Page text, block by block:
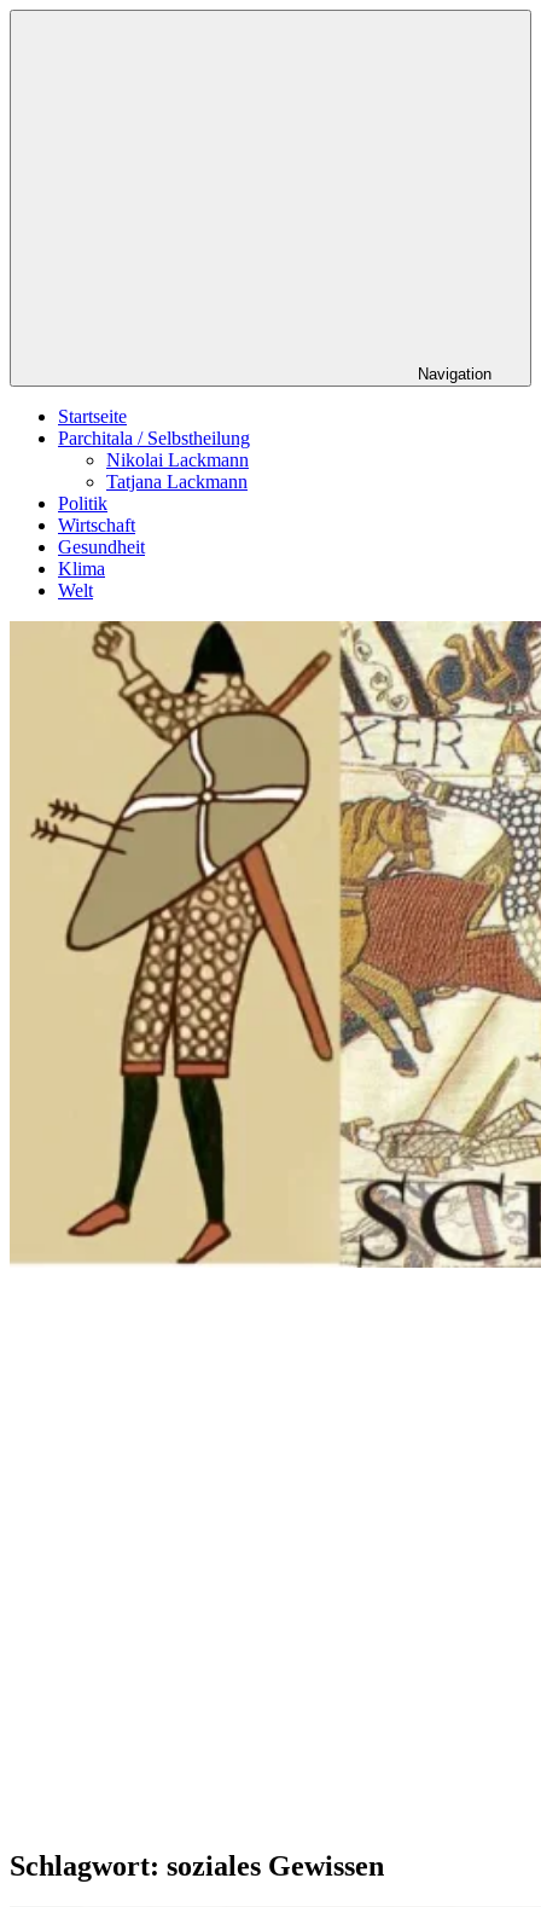
Zum
Navigation
Startseite
Parchitala / Selbstheilung
Nikolai Lackmann
Tatjana Lackmann
Politik
Wirtschaft
Gesundheit
Klima
Welt
Schlagwort: soziales Gewissen